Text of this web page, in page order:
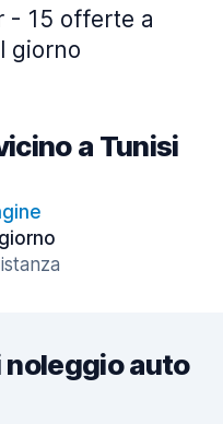
- 15 offerte a
giorno
a Tunisi
noleggio auto